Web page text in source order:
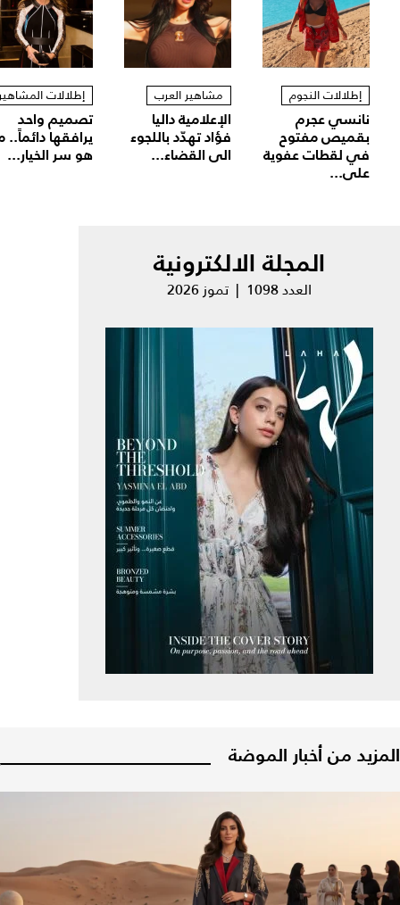
إطلالات النجوم
نانسي عجرم
بقميص مفتوح
في لقطات عفوية
على...
مشاهير العرب
الإعلامية داليا
فؤاد تهدّد باللجوء
الى القضاء...
إطلالات
تصميم واحد
يرافقها دائماً..
هو سر الخيار...
المجلة الالكترونية
العدد 1098 | تموز 2026
المزيد من أخبار الموضة